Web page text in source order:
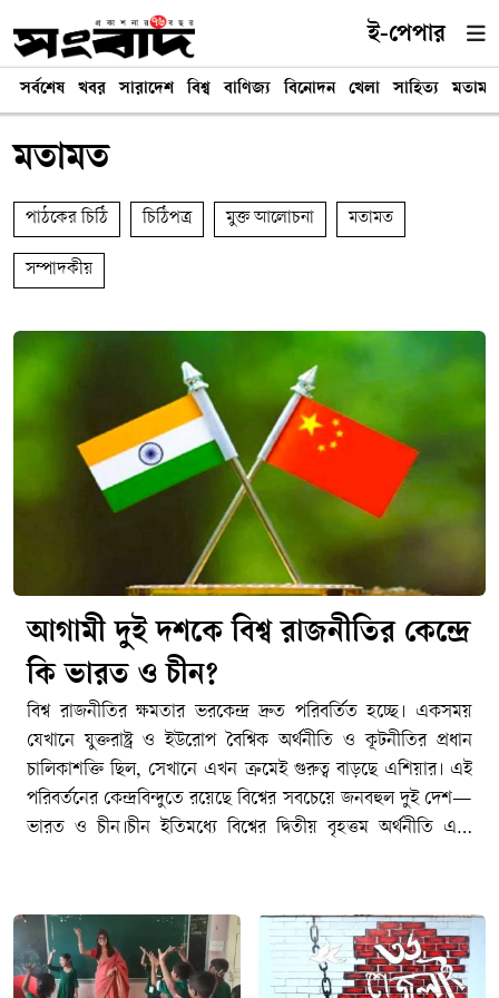
ই-পেপার
সর্বশেষ খবর সারাদেশ বিশ্ব বাণিজ্য বিনোদন খেলা সাহিত্য মতামত
মতামত
পাঠকের চিঠি চিঠিপত্র মুক্ত আলোচনা মতামত
সম্পাদকীয়
আগামী দুই দশকে বিশ্ব রাজনীতির কেন্দ্রে
কি ভারত ও চীন?
বিশ্ব রাজনীতির ক্ষমতার ভরকেন্দ্র দ্রুত পরিবর্তিত হচ্ছে। একসময়
যেখানে যুক্তরাষ্ট্র ও ইউরোপ বৈশ্বিক অর্থনীতি ও কূটনীতির প্রধান
চালিকাশক্তি ছিল, সেখানে এখন ক্রমেই গুরুত্ব বাড়ছে এশিয়ার। এই
পরিবর্তনের কেন্দ্রবিন্দুতে রয়েছে বিশ্বের সবচেয়ে জনবহুল দুই দেশ—
ভারত ও চীন।চীন ইতিমধ্যে বিশ্বের দ্বিতীয় বৃহত্তম অর্থনীতি এবং
সম্প্রসারণ ও ক্রমবর্ধমান আন্তর্জাতিক প্রভাবের কারণে ভারত
ভবিষ্যতের অন্যতম গুরুত্বপূর্ণ শক্তি হিসেবে উঠে আসছে।তবে প্রশ্ন
হলো—আগামী দুই দশকে বিশ্ব রাজনীতির ক্ষমতার ভারসাম্যে ভারত